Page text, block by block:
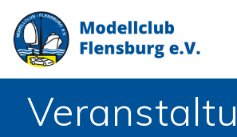
springen